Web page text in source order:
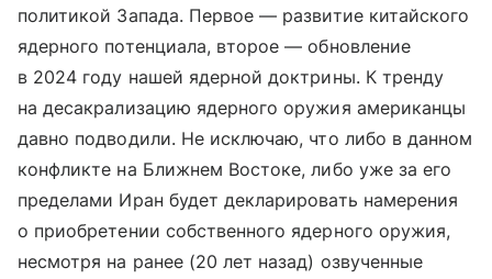
политикой Запада. Первое — развитие китайского
ядерного потенциала, второе — обновление
в 2024 году нашей ядерной доктрины. К тренду
на десакрализацию ядерного оружия американцы
давно подводили. Не исключаю, что либо в данном
конфликте на Ближнем Востоке, либо уже за его
пределами Иран будет декларировать намерения
о приобретении собственного ядерного оружия,
несмотря на ранее (20 лет назад) озвученные